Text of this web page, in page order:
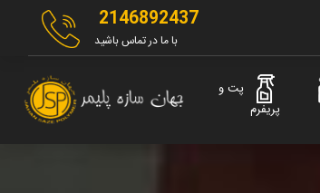
2146892437
با ما در تماس باشید
پت و
پریفرم